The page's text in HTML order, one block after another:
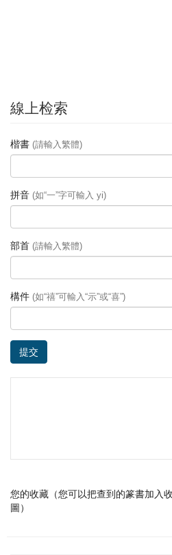
線上检索
楷書 (請輸入繁體)
拼音 (如“一”字可輸入 yi)
部首 (請輸入繁體)
構件 (如“禧”可輸入“示”或“喜”)
提交
您的收藏（您可以把查到的篆書加入
圖）